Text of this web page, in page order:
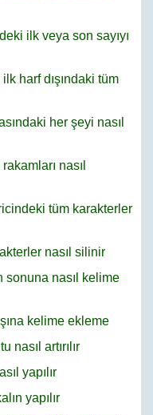
ilk veya son sayıyı
harf dışındaki tüm
her şeyi nasıl
nasıl
tüm karakterler
nasıl silinir
sonuna nasıl kelime
kelime ekleme
nasıl artırılır
yapılır
yapılır